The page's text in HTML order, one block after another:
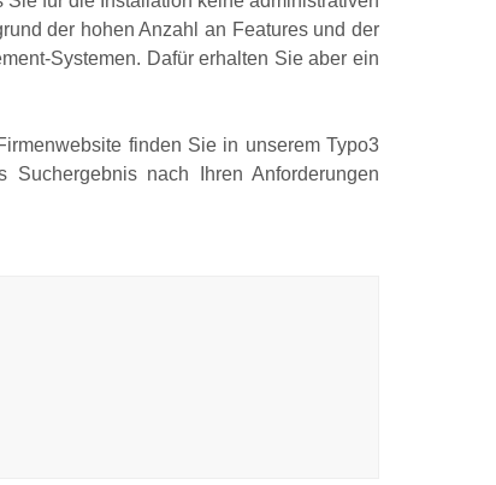
der hohen Anzahl an Features und der
Systemen. Dafür erhalten Sie aber ein
finden Sie in unserem Typo3
nach Ihren Anforderungen